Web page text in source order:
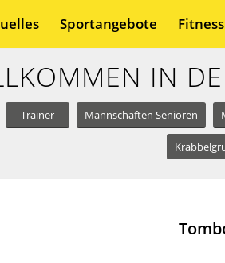
Sportangebote
IN
Trainer Mannschaften Senioren